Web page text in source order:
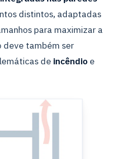
distintos, adaptadas
para maximizar a
deve também ser
de incêndio e